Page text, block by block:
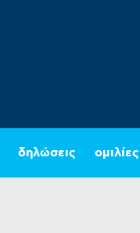
δηλώσεις ομιλίες